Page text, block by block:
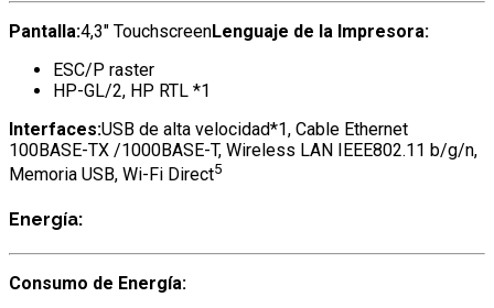
Pantalla:4,3″ TouchscreenLenguaje de la Impresora:
ESC/P raster
HP-GL/2, HP RTL *1
Interfaces:USB de alta velocidad*1, Cable Ethernet
100BASE-TX /1000BASE-T, Wireless LAN IEEE802.11 b/g/n,
Memoria USB, Wi-Fi Direct5
Energía:
Consumo de Energía: